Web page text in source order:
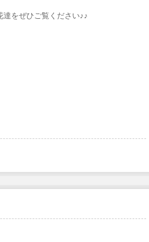
をぜひご覧ください♪♪